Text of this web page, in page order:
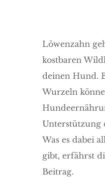
Löwenzahn
kostbaren
deinen Hund.
Wurzeln
Unterstützung
Was es dabei
gibt, erfährst
Beitrag.